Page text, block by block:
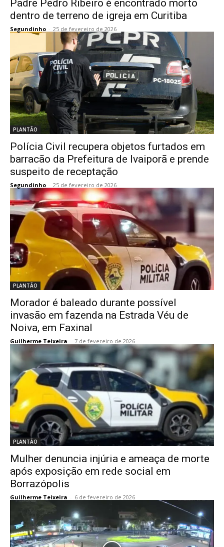
Padre Pedro Ribeiro é encontrado morto
dentro de terreno de igreja em Curitiba
Segundinho - 25 de fevereiro de 2026
PLANTÃO
Polícia Civil recupera objetos furtados em
barracão da Prefeitura de Ivaiporã e prende
suspeito de receptação
Segundinho - 25 de fevereiro de 2026
PLANTÃO
Morador é baleado durante possível
invasão em fazenda na Estrada Véu de
Noiva, em Faxinal
Guilherme Teixeira - 7 de fevereiro de 2026
PLANTÃO
Mulher denuncia injúria e ameaça de morte
após exposição em rede social em
Borrazópolis
Guilherme Teixeira - 6 de fevereiro de 2026